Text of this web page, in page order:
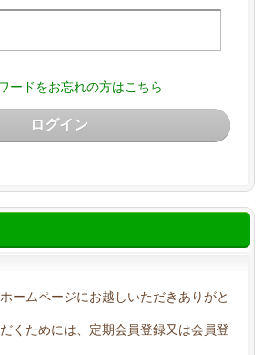
ードをお忘れの方はこちら
ログイン
ームページにお越しいただきありがと
くためには、定期会員登録又は会員登